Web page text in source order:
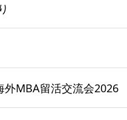
外MBA留活交流会2026